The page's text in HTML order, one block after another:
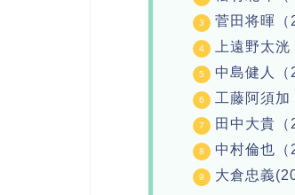
菅田将暉（
上遠野太
中島健人（
工藤阿須加
田中大貴（
中村倫也（
大倉忠義